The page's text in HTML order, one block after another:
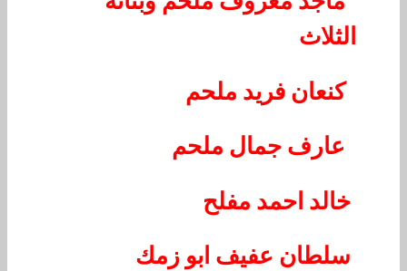
الثلاث
كنعان فريد ملحم
عارف جمال ملحم
خالد احمد مفلح
سلطان عفيف ابو زمك